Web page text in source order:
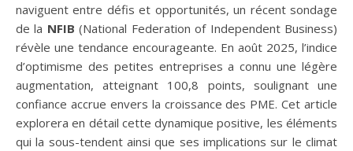
naviguent entre défis et opportunités, un récent sondage
de la NFIB (National Federation of Independent Business)
révèle une tendance encourageante. En août 2025, l’indice
d’optimisme des petites entreprises a connu une légère
augmentation, atteignant 100,8 points, soulignant une
confiance accrue envers la croissance des PME. Cet article
explorera en détail cette dynamique positive, les éléments
qui la sous-tendent ainsi que ses implications sur le climat